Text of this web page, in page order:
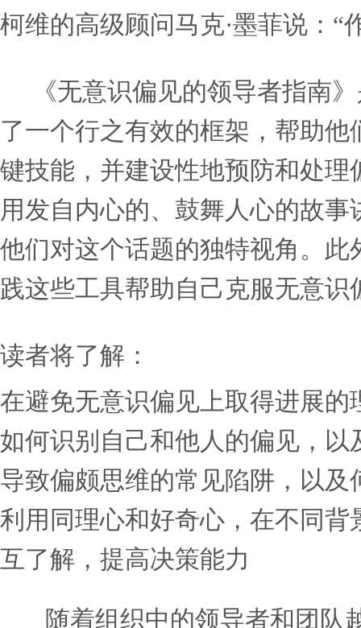
聘方更喜欢常春藤盟校的
无意识地假设男同事比女
“这本书是我们为整个社
界。在这个世界上，每个
利用同理心和好奇心更有
积极的改变。我们期待歧
中都没有一席之地，这包
龄、退伍军人状况、家庭
柯维的高级顾问马克·墨菲
《无意识偏见的领导者指
了一个行之有效的框架，
键技能，并建设性地预防